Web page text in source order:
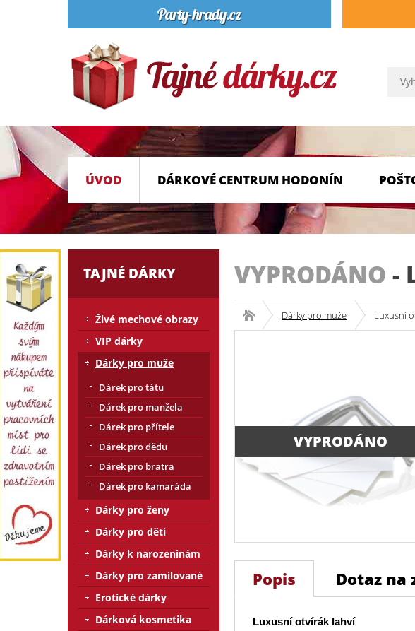
ÚVOD DÁRKOVÉ CENTRUM HODONÍN
VYPRODÁNO -
Dárky pro muže Luxusní
VYPRODÁNO
Popis Dotaz na
Luxusní otvírák lahví
TAJNÉ DÁRKY
Živé mechové obrazy
VIP dárky
Dárky pro muže
Dárek pro tátu
Dárek pro manžela
Dárek pro přítele
Dárek pro dědu
Dárek pro bratra
Dárek pro kamaráda
Dárky pro ženy
Dárky pro děti
Dárky k narozeninám
Dárky pro zamilované
Erotické dárky
Dárková kosmetika